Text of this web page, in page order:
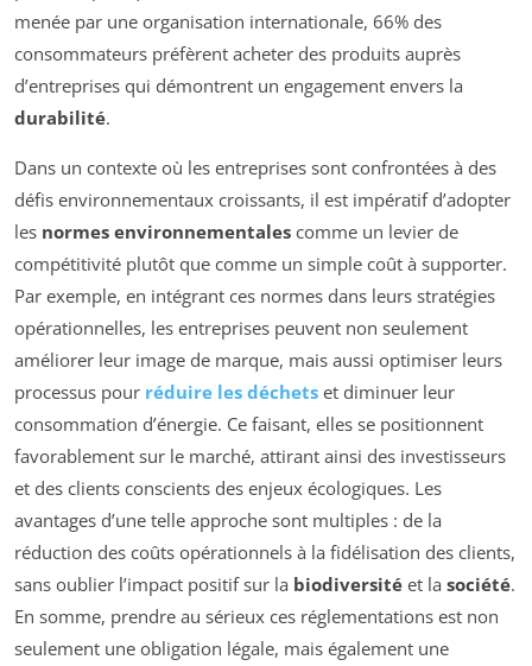
menée par une organisation internationale, 66% des
consommateurs préfèrent acheter des produits auprès
d’entreprises qui démontrent un engagement envers la
durabilité.
Dans un contexte où les entreprises sont confrontées à des
défis environnementaux croissants, il est impératif d’adopter
les normes environnementales comme un levier de
compétitivité plutôt que comme un simple coût à supporter.
Par exemple, en intégrant ces normes dans leurs stratégies
opérationnelles, les entreprises peuvent non seulement
améliorer leur image de marque, mais aussi optimiser leurs
processus pour réduire les déchets et diminuer leur
consommation d’énergie. Ce faisant, elles se positionnent
favorablement sur le marché, attirant ainsi des investisseurs
et des clients conscients des enjeux écologiques. Les
avantages d’une telle approche sont multiples : de la
réduction des coûts opérationnels à la fidélisation des clients,
sans oublier l’impact positif sur la biodiversité et la société.
En somme, prendre au sérieux ces réglementations est non
seulement une obligation légale, mais également une